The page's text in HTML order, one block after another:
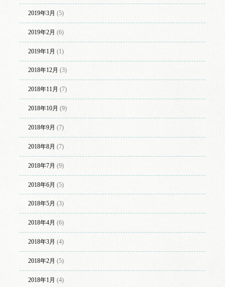
2019年3月 (5)
2019年2月 (6)
2019年1月 (1)
2018年12月 (3)
2018年11月 (7)
2018年10月 (9)
2018年9月 (7)
2018年8月 (7)
2018年7月 (9)
2018年6月 (5)
2018年5月 (3)
2018年4月 (6)
2018年3月 (4)
2018年2月 (5)
2018年1月 (4)